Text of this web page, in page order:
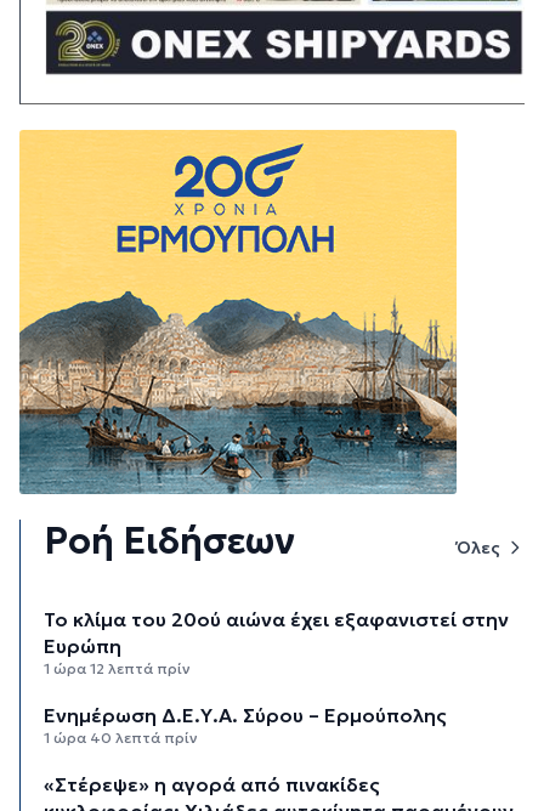
Ροή Ειδήσεων Όλες
Το κλίμα του 20ού αιώνα έχει εξαφανιστεί στην
Ευρώπη
1 ώρα 12 λεπτά πρίν
Ενημέρωση Δ.Ε.Υ.Α. Σύρου – Ερμούπολης
1 ώρα 40 λεπτά πρίν
«Στέρεψε» η αγορά από πινακίδες